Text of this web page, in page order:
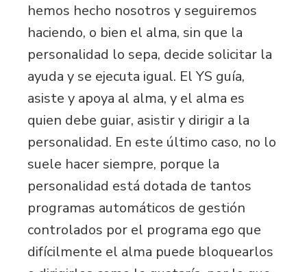
hemos hecho nosotros y seguiremos
haciendo, o bien el alma, sin que la
personalidad lo sepa, decide solicitar la
ayuda y se ejecuta igual. El YS guía,
asiste y apoya al alma, y el alma es
quien debe guiar, asistir y dirigir a la
personalidad. En este último caso, no lo
suele hacer siempre, porque la
personalidad está dotada de tantos
programas automáticos de gestión
controlados por el programa ego que
difícilmente el alma puede bloquearlos